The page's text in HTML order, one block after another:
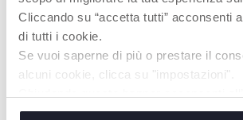
Cliccando su “accetta tutti” acconsenti
di tutti i cookie.
Se vuoi saperne di più o prestare il
alcuni cookie, clicca su "impostazioni".
cookie tecnici, indispensabili per fruire
PRODUKTE, DIE SIE
KÖNNTEN